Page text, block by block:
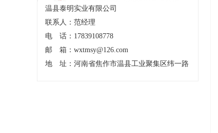
温县泰明实业有限公司
联系人：范经理
电 话：17839108778
邮 箱： wxtmsy@126.com
地 址：河南省焦作市温县工业聚集区纬一路